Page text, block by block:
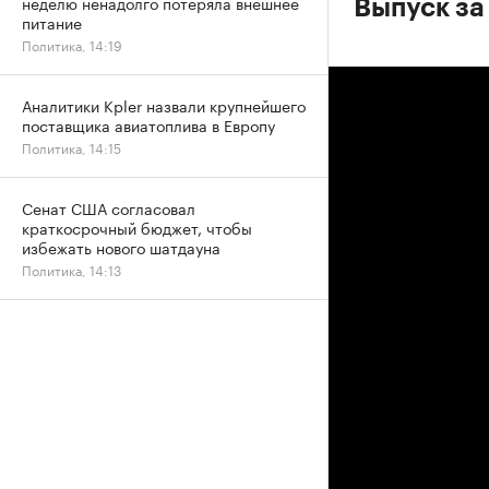
Выпуск
питание
Политика, 14:19
Аналитики Kpler назвали крупнейшего
поставщика авиатоплива в Европу
Политика, 14:15
Сенат США согласовал
краткосрочный бюджет, чтобы
избежать нового шатдауна
Политика, 14:13